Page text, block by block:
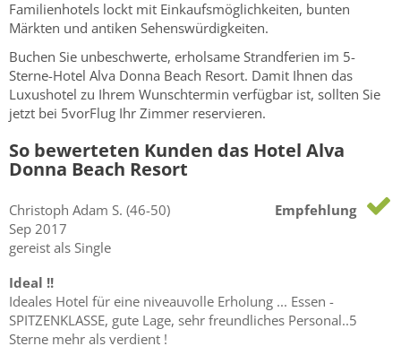
Familienhotels lockt mit Einkaufsmöglichkeiten, bunten
Märkten und antiken Sehenswürdigkeiten.
Buchen Sie unbeschwerte, erholsame Strandferien im 5-
Sterne-Hotel Alva Donna Beach Resort. Damit Ihnen das
Luxushotel zu Ihrem Wunschtermin verfügbar ist, sollten Sie
jetzt bei 5vorFlug Ihr Zimmer reservieren.
So bewerteten Kunden das Hotel Alva
Donna Beach Resort
Christoph Adam S. (46-50)
Sep 2017
gereist als Single
Empfehlung
Ideal !!
Ideales Hotel für eine niveauvolle Erholung ... Essen -
SPITZENKLASSE, gute Lage, sehr freundliches Personal..5
Sterne mehr als verdient !